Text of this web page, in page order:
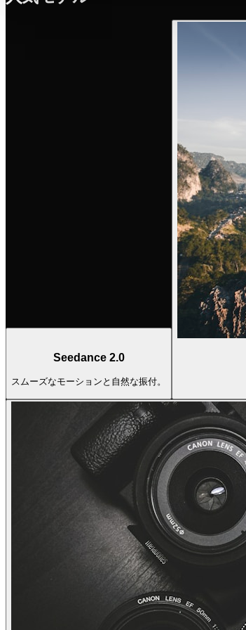
Seedance 2.0
スムーズなモーションと自然な振付。